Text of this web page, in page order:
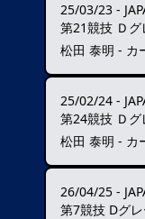
25/03/23 -
第21競技 Ｄ
松田 泰明 - カ
25/02/24 -
第24競技 Ｄ
松田 泰明 - カ
26/04/25 -
第7競技 Dグ